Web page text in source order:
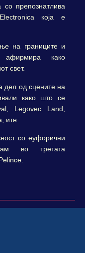
со препознатлива
која е
на границите и
како
свет.
дел од сцените на
како што се
Legovec Land,
итн.
со еуфорични
во третата